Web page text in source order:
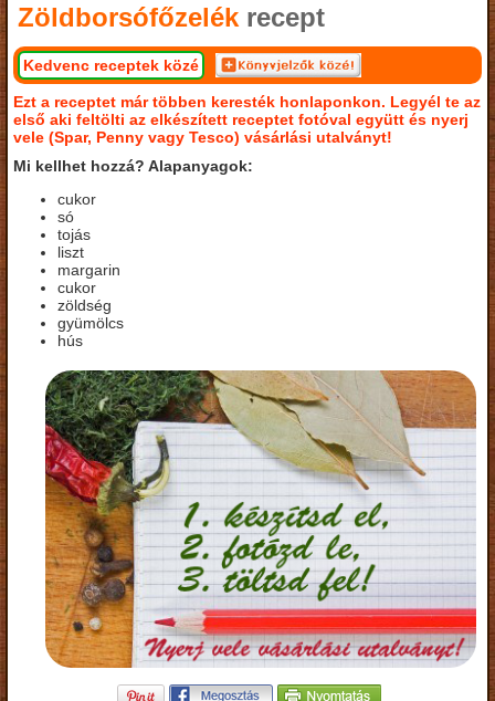
Zöldborsófőzelék recept
Kedvenc receptek közé
Ezt a receptet már többen keresték honlaponkon. Legyél te az
első aki feltölti az elkészített receptet fotóval együtt és nyerj
vele (Spar, Penny vagy Tesco) vásárlási utalványt!
Mi kellhet hozzá? Alapanyagok:
cukor
só
tojás
liszt
margarin
cukor
zöldség
gyümölcs
hús